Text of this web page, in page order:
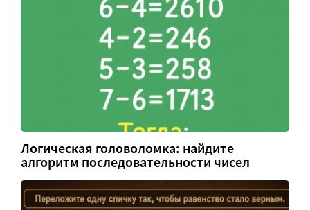
Логическая головоломка: найдите
алгоритм последовательности чисел